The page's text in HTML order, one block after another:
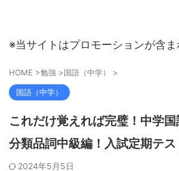
※当サイトはプロモーションが含
HOME >勉強 >国語（中学） >
国語（中学）
これだけ覚えれば完璧！中学
分類品詞中級編！入試定期テ
2024年5月5日